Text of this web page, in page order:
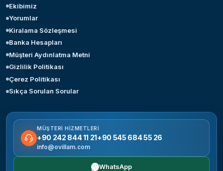
Ekibimiz
Yorumlar
Kiralama Sözleşmesi
Banka Hesapları
Müşteri Aydınlatma Metni
Gizlilik Politikası
Çerez Politikası
Sıkça Sorulan Sorular
MÜŞTERI HIZMETLERI
+90 242 844 11 21+90 545 684 55 26
info@ovillam.com
WhatsApp